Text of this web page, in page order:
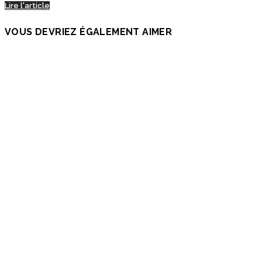
Lire l'article
VOUS DEVRIEZ ÉGALEMENT AIMER